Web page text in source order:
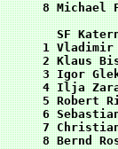
8
SF
1
2 Klaus
3 Igor
4 Ilja
5 Robert
6
7
8 Bernd